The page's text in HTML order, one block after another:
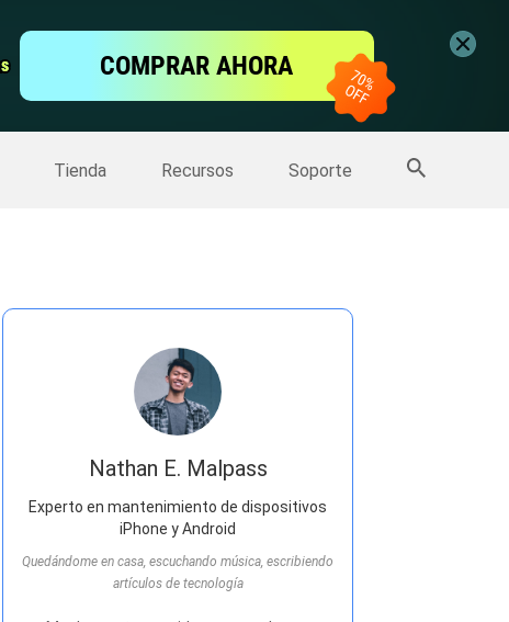
COMPRAR AHORA
Tienda Recursos Soporte
>> Más productos
Nathan E. Malpass
Experto en mantenimiento de dispositivos
iPhone y Android
Quedándome en casa, escuchando música, escribiendo
artículos de tecnología